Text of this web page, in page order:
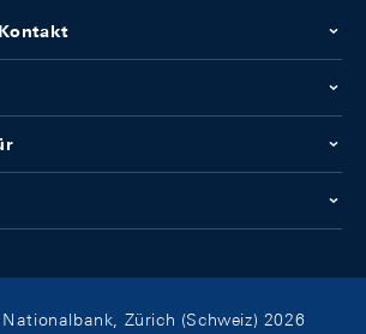
Zürich (Schweiz) 2026